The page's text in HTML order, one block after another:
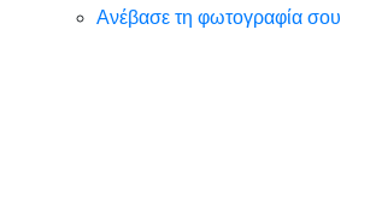
Ανέβασε τη φωτογραφία σου